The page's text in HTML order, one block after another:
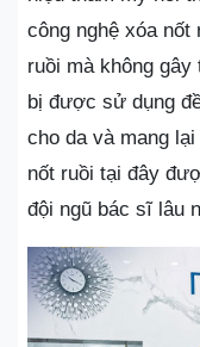
công nghệ xóa nốt
ruồi mà không
bị được sử dụng
cho da và mang
nốt ruồi tại đây
đội ngũ bác sĩ lâu